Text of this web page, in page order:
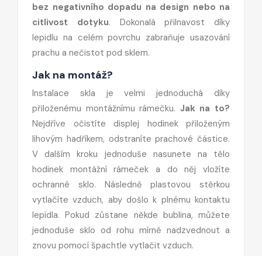
bez negativního dopadu na design nebo na
citlivost dotyku. Dokonalá přilnavost díky
lepidlu na celém povrchu zabraňuje usazování
prachu a nečistot pod sklem.
Jak na montáž?
Instalace skla je velmi jednoduchá díky
přiloženému montážnímu rámečku. Jak na to?
Nejdříve očistíte displej hodinek přiloženým
lihovým hadříkem, odstraníte prachové částice.
V dalším kroku jednoduše nasunete na tělo
hodinek montážní rámeček a do něj vložíte
ochranné sklo. Následně plastovou stěrkou
vytlačíte vzduch, aby došlo k plnému kontaktu
lepidla. Pokud zůstane někde bublina, můžete
jednoduše sklo od rohu mírně nadzvednout a
znovu pomocí špachtle vytlačit vzduch.